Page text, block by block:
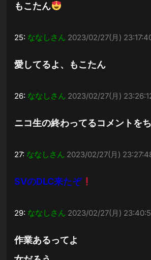
もこたん
25: ななしさん 2023/02/27(月)
愛してるよ、もこたん
26: ななしさん 2023/02/27(月)
ニコ生の終わってるコメントを
27: ななしさん 2023/02/27(月)
SVのDLC来たぞ
29: ななしさん 2023/02/27(月)
作業あるってよ